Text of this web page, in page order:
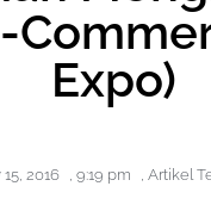
Expo)
15, 2016 , 9:19 pm , Artikel